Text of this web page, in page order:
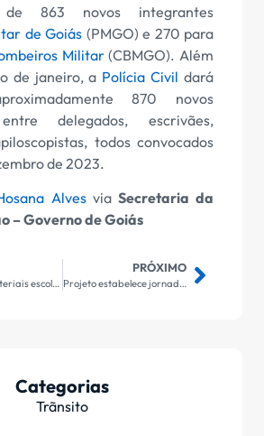
de 863 novos integrantes
de Goiás (PMGO) e 270 para
Militar(CBMGO). Além
de janeiro, a Polícia Civil dará
870 novos
delegados, escrivães,
todos convocados
de 2023.
Alvesvia Secretaria da
– Governo de Goiás
Preços de materiais escolares têm variações de mais de 600% em sites
PRÓXIMO
Projeto estabelece jornada de 36 horas semanais para profissionais de saúde
Categorias
Trãnsito